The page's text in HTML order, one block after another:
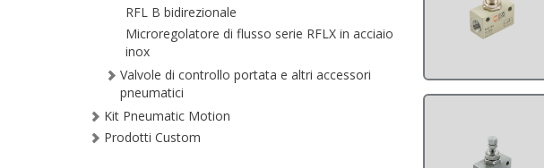
RFL B bidirezionale
Microregolatore di flusso serie RFLX in acciaio
inox
Valvole di controllo portata e altri accessori
pneumatici
Kit Pneumatic Motion
Prodotti Custom